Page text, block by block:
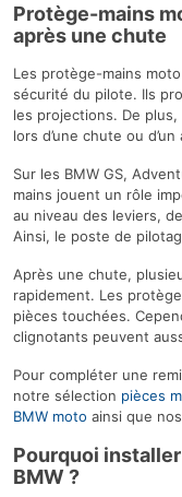
Protège-mains
après une chute
Les protège-mains
sécurité du pilote. Ils
les projections. De
lors d’une chute ou
Sur les BMW GS,
mains jouent un rôle
au niveau des leviers,
Ainsi, le poste de
Après une chute,
rapidement. Les
pièces touchées.
clignotants peuvent
Pour compléter une
notre sélection pièces
BMW moto ainsi que nos
Pourquoi
BMW ?